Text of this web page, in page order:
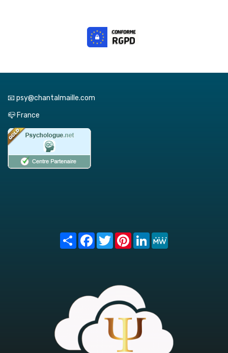
📧 psy@chantalmaille.com
📪 France
Share FacebookTwitterPinterest
LinkedIn